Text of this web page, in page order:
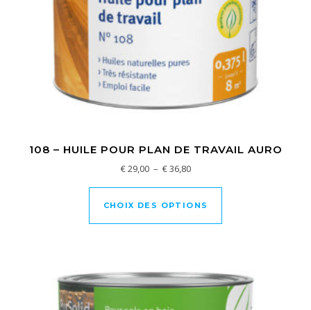
108 – HUILE POUR PLAN DE TRAVAIL AURO
€29,00 – €36,80Plage de prix : € 29,00 à €
CHOIX DES OPTIONS
Ce produit a